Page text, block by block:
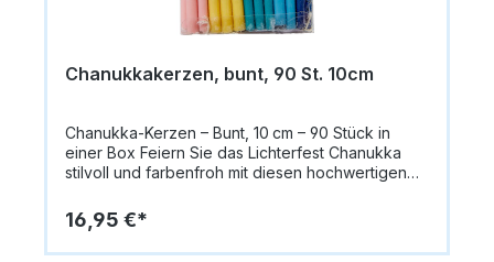
Chanukkakerzen, bunt, 90 St. 10cm
Chanukka-Kerzen – Bunt, 10 cm – 90 Stück in
einer Box Feiern Sie das Lichterfest Chanukka
stilvoll und farbenfroh mit diesen hochwertigen
bunte Kerzen in festlichen Farben – perfekt
geeignet für acht Tage Chanukka und darüber
hinaus. Mit einer Länge von 10 cm passen die
16,95 €*